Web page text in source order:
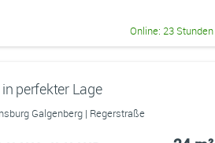
Online: 23 Stunden
perfekter Lage
Galgenberg | Regerstraße